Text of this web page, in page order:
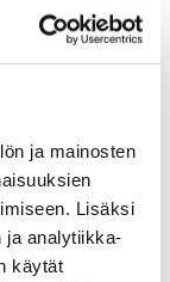
ja mainosten
Lisäksi
ja analytiikka-
käytät
ja kansikate